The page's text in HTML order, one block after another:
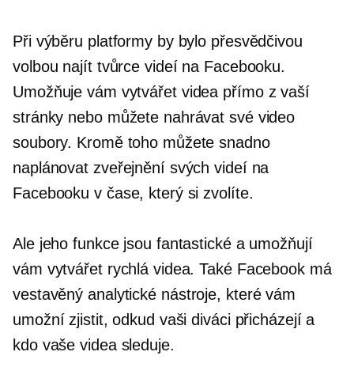
Při výběru platformy by bylo přesvědčivou
volbou najít tvůrce videí na Facebooku.
Umožňuje vám vytvářet videa přímo z vaší
stránky nebo můžete nahrávat své video
soubory. Kromě toho můžete snadno
naplánovat zveřejnění svých videí na
Facebooku v čase, který si zvolíte.
Ale jeho funkce jsou fantastické a umožňují
vám vytvářet rychlá videa. Také Facebook má
vestavěný analytické nástroje, které vám
umožní zjistit, odkud vaši diváci přicházejí a
kdo vaše videa sleduje.